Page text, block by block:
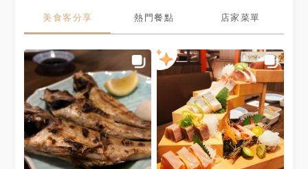
美食客分享 熱門餐點 店家菜單